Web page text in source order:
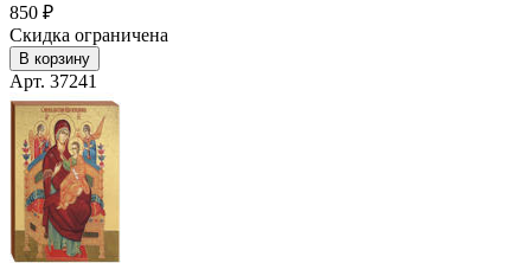
850 ₽
Скидка ограничена
В корзину
Арт. 37241